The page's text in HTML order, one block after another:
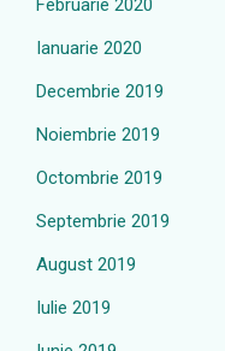
Februarie 2020
Ianuarie 2020
Decembrie 2019
Noiembrie 2019
Octombrie 2019
Septembrie 2019
August 2019
Iulie 2019